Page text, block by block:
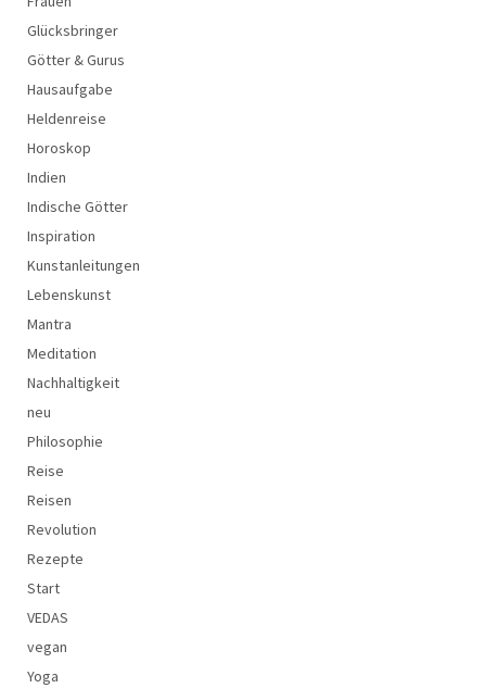
Glücksbringer
Götter & Gurus
Hausaufgabe
Heldenreise
Horoskop
Indien
Indische Götter
Inspiration
Kunstanleitungen
Lebenskunst
Mantra
Meditation
Nachhaltigkeit
neu
Philosophie
Reise
Reisen
Revolution
Rezepte
Start
VEDAS
vegan
Yoga